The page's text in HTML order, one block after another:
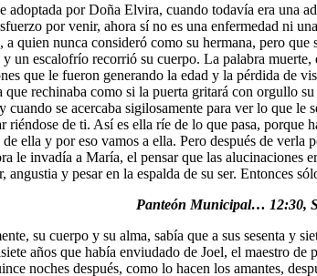
por Doña Elvira, cuando todavía era una
por venir, ahora sí no es una enfermedad ni
quien nunca consideró como su hermana, pero
un escalofrío recorrió su cuerpo. La palabra
que le fueron generando la edad y la pérdida de
rechinaba como si la puerta gritará con orgullo
se acercaba sigilosamente para ver lo que
de ti. Así es ella ríe de lo que pasa, porque
ella y por eso vamos a ella. Pero después de
le invadía a María, el pensar que las
y pesar en la espalda de su ser. Entonces
Panteón Municipal… 12:30,
su cuerpo y su alma, sabía que a sus sesenta y
años que había enviudado de Joel, el maestro
noches después, como lo hacen los amantes,